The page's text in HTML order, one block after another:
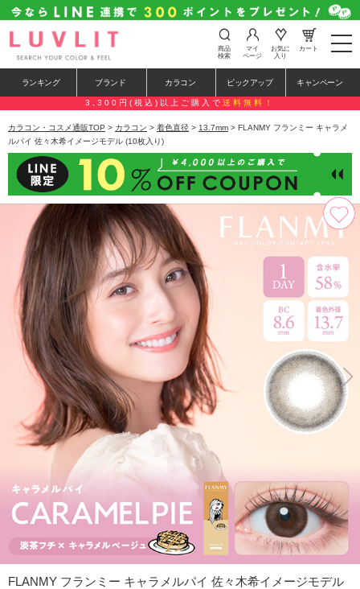
t
o
e
n
a
a
i
o
n
商品
検索
マイ
ページ
お気に
入り
カート
ランキング ブランド カラコン ピックアップ キャンペーン
3,300円(税込)以上ご購入で 送料無料！
カラコン・コスメ通販TOP > カラコン > 着色直径 > 13.7mm > FLANMY フランミー キャラメ
ルパイ 佐々木希イメージモデル (10枚入り)
FLANMY フランミー キャラメルパイ 佐々木希イメージモデル